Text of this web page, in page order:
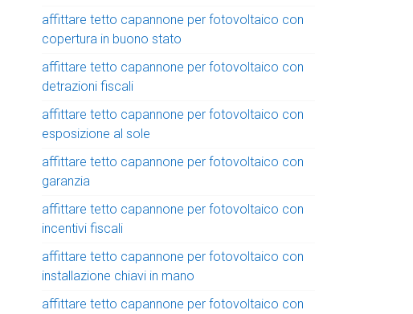
affittare tetto capannone per fotovoltaico con
copertura in buono stato
affittare tetto capannone per fotovoltaico con
detrazioni fiscali
affittare tetto capannone per fotovoltaico con
esposizione al sole
affittare tetto capannone per fotovoltaico con
garanzia
affittare tetto capannone per fotovoltaico con
incentivi fiscali
affittare tetto capannone per fotovoltaico con
installazione chiavi in mano
affittare tetto capannone per fotovoltaico con